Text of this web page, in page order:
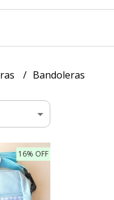
Bandoleras
16% OFF